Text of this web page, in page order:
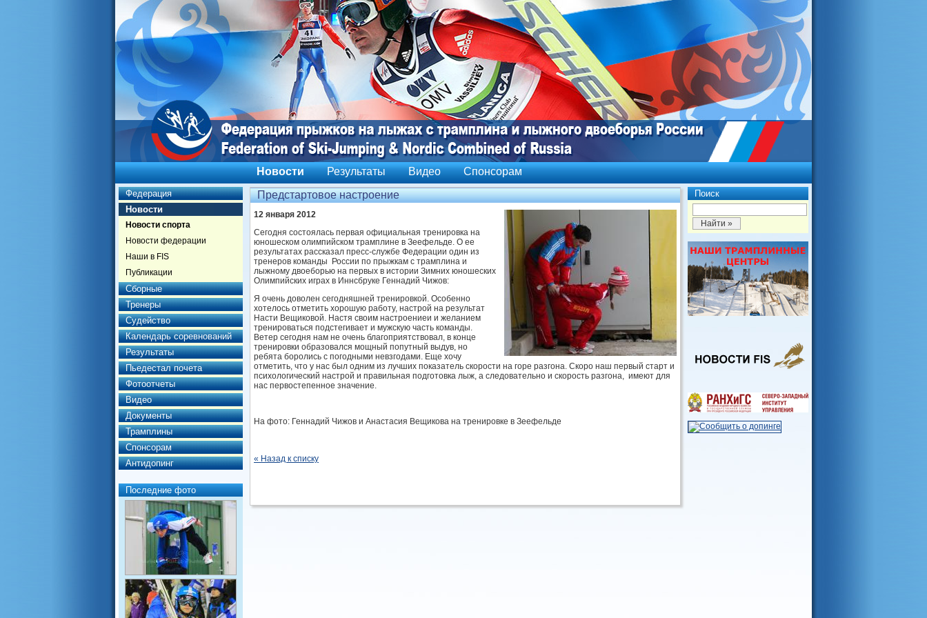
Новости Результаты Видео Спонсорам
Федерация
Новости
Новости спорта
Новости федерации
Наши в FIS
Публикации
Сборные
Тренеры
Судейство
Календарь соревнований
Результаты
Пьедестал почета
Фотоотчеты
Видео
Документы
Трамплины
Спонсорам
Антидопинг
Последние фото
Поиск
Предстартовое настроение
12 января 2012
Сегодня состоялась первая официальная тренировка на
юношеском олимпийском трамплине в Зеефельде. О ее
результатах рассказал пресс-службе Федерации один из
тренеров команды России по прыжкам с трамплина и
лыжному двоеборью на первых в истории Зимних юношеских
Олимпийских играх в Иннсбруке Геннадий Чижов:
Я очень доволен сегодняшней тренировкой. Особенно
хотелось отметить хорошую работу, настрой на результат
Насти Вещиковой. Настя своим настроениеи и желанием
тренироваться подстегивает и мужскую часть команды.
Ветер сегодня нам не очень благоприятствовал, в конце
тренировки образовался мощный попутный выдув, но
ребята боролись с погодными невзгодами. Еще хочу
отметить, что у нас был одним из лучших показатель скорости на горе разгона. Скоро наш первый старт и
психологический настрой и правильная подготовка лыж, а следовательно и скорость разгона, имеют для
нас первостепенное значение.
На фото: Геннадий Чижов и Анастасия Вещикова на тренировке в Зеефельде
« Назад к списку